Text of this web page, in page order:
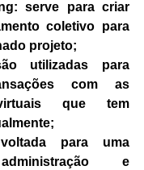
serve para criar
coletivo para
projeto;
utilizadas para
com as
que tem
para uma
e